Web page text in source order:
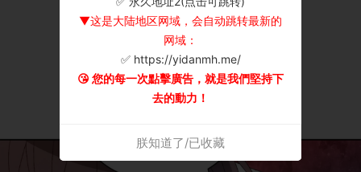
▼这是大陆地区网域，会自动跳转最新的
网域：
✅ https://yidanmh.me/
😘 您的每一次點擊廣告，就是我們堅持下
去的動力！
朕知道了/已收藏